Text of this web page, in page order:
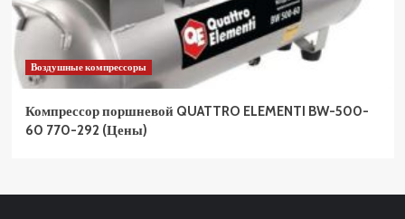
Воздушные компрессоры
Компрессор поршневой QUATTRO ELEMENTI BW-500-
60 770-292 (Цены)